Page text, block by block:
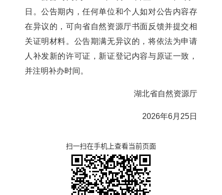
日 。公告期内，任何单位和个人如对公告内容存
在异议的，可向省自然资源厅书面反馈并提交相
关证明材料。公告期满无异议的，将依法为申请
人补发新的许可证，新证登记内容与原证一致，
并注明补办时间 。
湖北省自然资源厅
2026年6月 25日
扫一扫在手机上查看当前页面